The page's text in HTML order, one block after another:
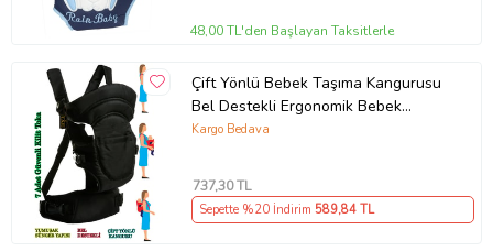
48,00 TL'den Başlayan Taksitlerle
Çift Yönlü Bebek Taşıma Kangurusu
Bel Destekli Ergonomik Bebek
Taşıyıcı Kanguru (Siyah)
Kargo Bedava
737,30 TL
Sepette %20 İndirim 589,84 TL